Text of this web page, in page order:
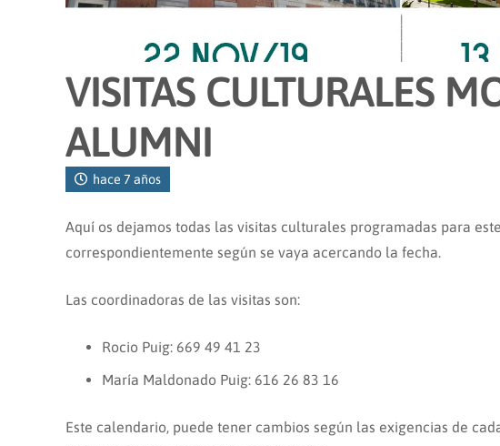
VISITAS CULTURALES
ALUMNI
hace 7 años
Aquí os dejamos todas las visitas culturales programadas para
correspondientemente según se vaya acercando la fecha.
Las coordinadoras de las visitas son:
Rocio Puig: 669 49 41 23
María Maldonado Puig: 616 26 83 16
Este calendario, puede tener cambios según las exigencias de